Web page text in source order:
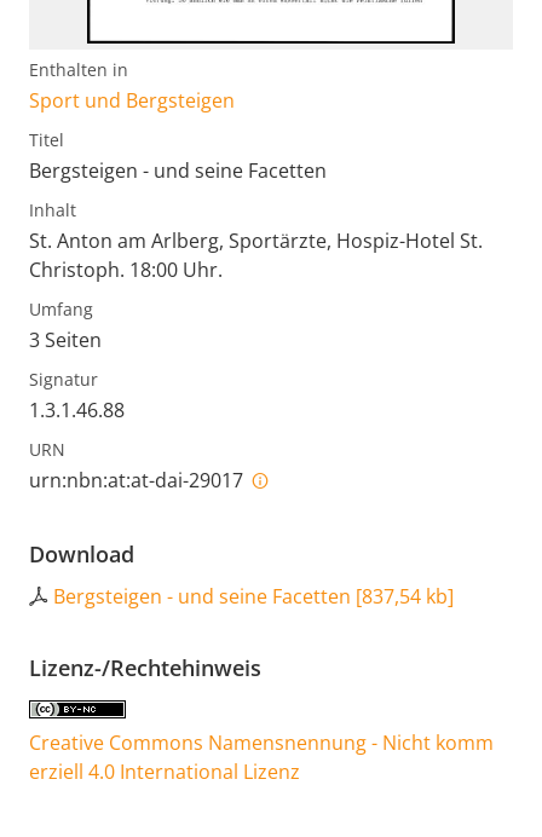
Enthalten in
Sport und Bergsteigen
Titel
Bergsteigen - und seine Facetten
Inhalt
St. Anton am Arlberg, Sportärzte, Hospiz-Hotel St.
Christoph. 18:00 Uhr.
Umfang
3 Seiten
Signatur
1.3.1.46.88
URN
urn:nbn:at:at-dai-29017
Download
Bergsteigen - und seine Facetten [837,54 kb]
Lizenz-/Rechtehinweis
Creative Commons Namensnennung - Nicht komm
erziell 4.0 International Lizenz